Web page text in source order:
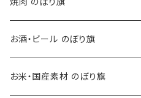
お酒・ビール のぼり旗
お米・国産素材 のぼり旗